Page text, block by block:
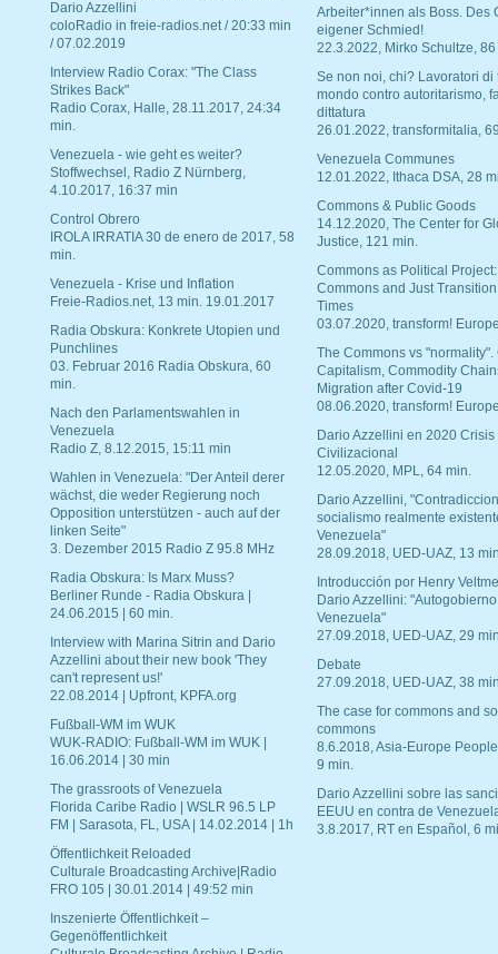
Dario Azzellini
coloRadio in freie-radios.net / 20:33 min
/ 07.02.2019
Interview Radio Corax: "The Class
Strikes Back"
Radio Corax, Halle, 28.11.2017, 24:34
min.
Venezuela - wie geht es weiter?
Stoffwechsel, Radio Z Nürnberg,
4.10.2017, 16:37 min
Control Obrero
IROLA IRRATIA 30 de enero de 2017, 58
min.
Venezuela - Krise und Inflation
Freie-Radios.net, 13 min. 19.01.2017
Radia Obskura: Konkrete Utopien und
Punchlines
03. Februar 2016 Radia Obskura, 60
min.
Nach den Parlamentswahlen in
Venezuela
Radio Z, 8.12.2015, 15:11 min
Wahlen in Venezuela: "Der Anteil derer
wächst, die weder Regierung noch
Opposition unterstützen - auch auf der
linken Seite"
3. Dezember 2015 Radio Z 95.8 MHz
Radia Obskura: Is Marx Muss?
Berliner Runde - Radia Obskura |
24.06.2015 | 60 min.
Interview with Marina Sitrin and Dario
Azzellini about their new book 'They
can't represent us!'
22.08.2014 | Upfront, KPFA.org
Fußball-WM im WUK
WUK-RADIO: Fußball-WM im WUK |
16.06.2014 | 30 min
The grassroots of Venezuela
Florida Caribe Radio | WSLR 96.5 LP
FM | Sarasota, FL, USA | 14.02.2014 | 1h
Öffentlichkeit Reloaded
Culturale Broadcasting Archive|Radio
FRO 105 | 30.01.2014 | 49:52 min
Inszenierte Öffentlichkeit –
Gegenöffentlichkeit
Arbeiter*innen als Boss. Des
eigener Schmied!
22.3.2022, Mirko Schultze, 86
Se non noi, chi? Lavoratori di
mondo contro autoritarismo,
dittatura
26.01.2022, transformitalia,
Venezuela Communes
12.01.2022, Ithaca DSA, 28
Commons & Public Goods
14.12.2020, The Center for
Justice, 121 min.
Commons as Political Project:
Commons and Just
Times
03.07.2020, transform!
The Commons vs "normality".
Capitalism, Commodity
Migration after Covid-19
08.06.2020, transform!
Dario Azzellini en 2020 Crisis
Civilizacional
12.05.2020, MPL, 64 min.
Dario Azzellini,
socialismo realmente
Venezuela"
28.09.2018, UED-UAZ, 13
Introducción por Henry
Dario Azzellini:
Venezuela"
27.09.2018, UED-UAZ, 29
Debate
27.09.2018, UED-UAZ, 38
The case for commons and
commons
8.6.2018, Asia-Europe
9 min.
Dario Azzellini sobre las
EEUU en contra de
3.8.2017, RT en Español, 6